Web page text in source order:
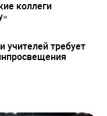
коллеги
требует